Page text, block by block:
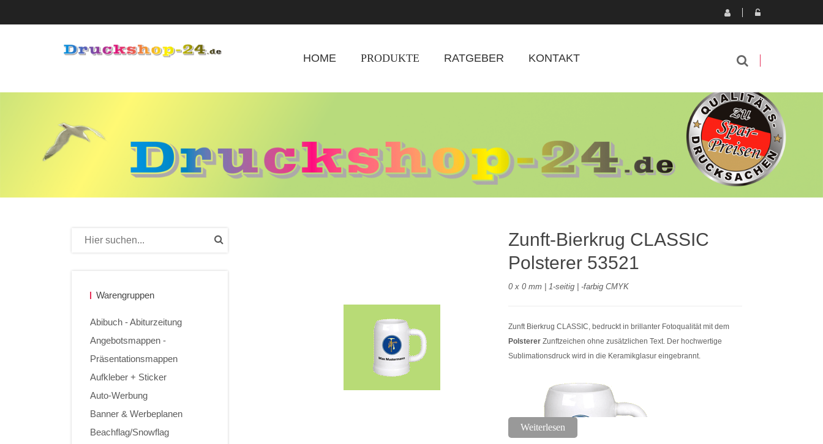
HOME PRODUKTE RATGEBER KONTAKT
Warengruppen
Abibuch - Abiturzeitung
Angebotsmappen -
Präsentationsmappen
Aufkleber + Sticker
Auto-Werbung
Banner & Werbeplanen
Beachflag/Snowflag
Zunft-Bierkrug CLASSIC
Polsterer 53521
0 x 0 mm | 1-seitig | -farbig CMYK
Zunft Bierkrug CLASSIC, bedruckt in brillanter Fotoqualität mit dem
PolstererZunftzeichen ohne zusätzlichen Text. Der hochwertige
Sublimationsdruck wird in die Keramikglasur eingebrannt.
Weiterlesen